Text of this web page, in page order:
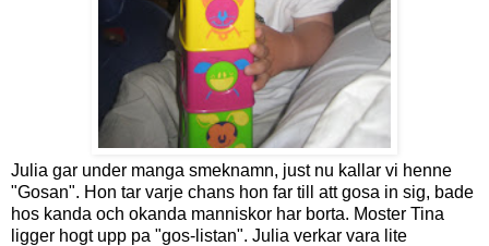
Julia gar under manga smeknamn, just nu kallar vi henne
"Gosan". Hon tar varje chans hon far till att gosa in sig, bade
hos kanda och okanda manniskor har borta. Moster Tina
ligger hogt upp pa "gos-listan". Julia verkar vara lite